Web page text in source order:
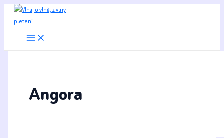
Přeskočit
Angora